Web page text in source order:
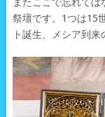
またここで忘れて
祭壇です。1つは15
ト誕生、メシア到来